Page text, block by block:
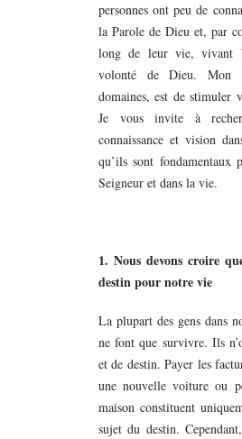
personnes ont peu de
la Parole de Dieu et, par
long de leur vie, vivant
volonté de Dieu. Mon
domaines, est de stimuler
Je vous invite à
connaissance et vision
qu’ils sont fondamentaux
Seigneur et dans la vie.
1. Nous devons croire
destin pour notre vie
La plupart des gens dans
ne font que survivre. Ils
et de destin. Payer les
une nouvelle voiture ou
maison constituent
sujet du destin.